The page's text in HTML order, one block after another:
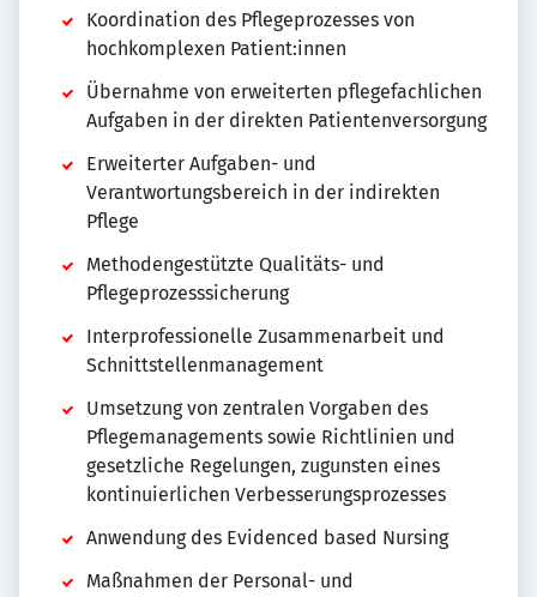
Koordination des Pflegeprozesses von
hochkomplexen Patient:innen
Übernahme von erweiterten pflegefachlichen
Aufgaben in der direkten Patientenversorgung
Erweiterter Aufgaben- und
Verantwortungsbereich in der indirekten
Pflege
Methodengestützte Qualitäts- und
Pflegeprozesssicherung
Interprofessionelle Zusammenarbeit und
Schnittstellenmanagement
Umsetzung von zentralen Vorgaben des
Pflegemanagements sowie Richtlinien und
gesetzliche Regelungen, zugunsten eines
kontinuierlichen Verbesserungsprozesses
Anwendung des Evidenced based Nursing
Maßnahmen der Personal- und